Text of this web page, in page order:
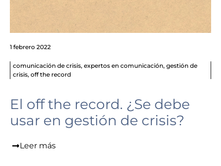
1 febrero 2022
comunicación de crisis, expertos en comunicación, gestión de
crisis, off the record
El off the record. ¿Se debe
usar en gestión de crisis?
Leer más